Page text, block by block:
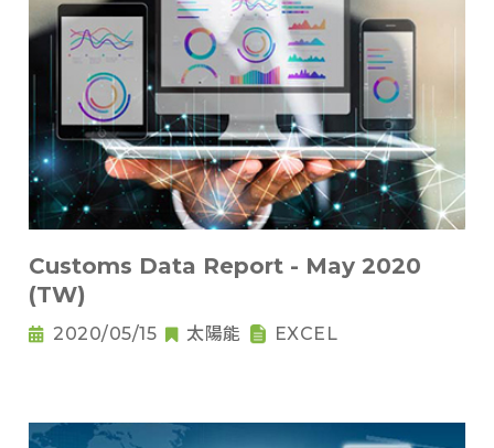
Customs Data Report - May 2020
(TW)
2020/05/15 太陽能 EXCEL